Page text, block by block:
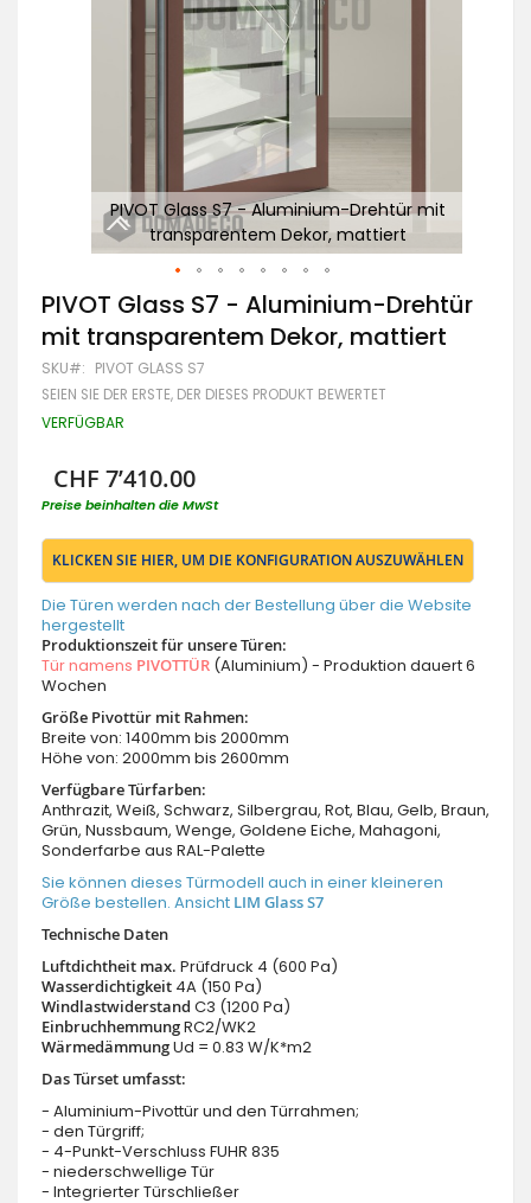
PIVOT Glass S7 - Aluminium-Drehtür mit
transparentem Dekor, mattiert
Zum
Anfang
der
Bildgalerie
springen
PIVOT Glass S7 - Aluminium-Drehtür
mit transparentem Dekor, mattiert
SKU PIVOT GLASS S7
SEIEN SIE DER ERSTE, DER DIESES PRODUKT BEWERTET
VERFÜGBAR
CHF 7’410.00
Preise beinhalten die MwSt
KLICKEN SIE HIER, UM DIE KONFIGURATION AUSZUWÄHLEN
Die Türen werden nach der Bestellung über die Website
hergestellt
Produktionszeit für unsere Türen:
Tür namens PIVOTTÜR (Aluminium) - Produktion dauert 6
Wochen
Größe Pivottür mit Rahmen:
Breite von: 1400mm bis 2000mm
Höhe von: 2000mm bis 2600mm
Verfügbare Türfarben:
Anthrazit, Weiß, Schwarz, Silbergrau, Rot, Blau, Gelb, Braun,
Grün, Nussbaum, Wenge, Goldene Eiche, Mahagoni,
Sonderfarbe aus RAL-Palette
Sie können dieses Türmodell auch in einer kleineren
Größe bestellen. Ansicht LIM Glass S7
Technische Daten
Luftdichtheit max. Prüfdruck 4 (600 Pa)
Wasserdichtigkeit 4A (150 Pa)
Windlastwiderstand C3 (1200 Pa)
EinbruchhemmungRC2/WK2
WärmedämmungUd = 0.83 W/K*m2
Das Türset umfasst:
- Aluminium-Pivottür und den Türrahmen;
- den Türgriff;
- 4-Punkt-Verschluss FUHR 835
- niederschwellige Tür
- Integrierter Türschließer